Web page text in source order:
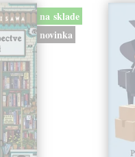
na sklade
novinka